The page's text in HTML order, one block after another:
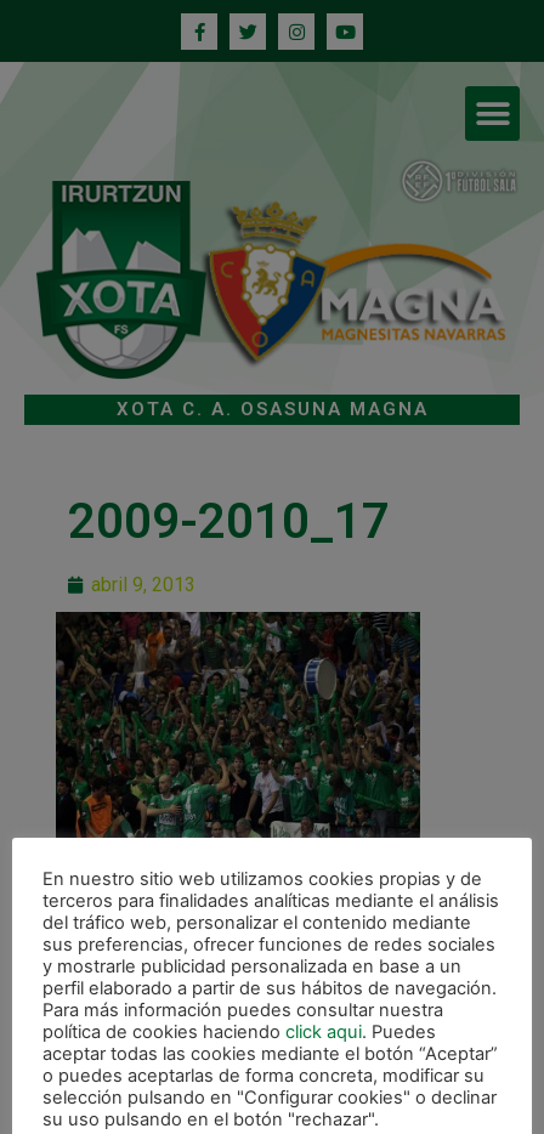
XOTA C. A. OSASUNA MAGNA
2009-2010_17
abril 9, 2013
ANTERIOR
CONTACTO
CALENDARIO DE LIGA
En nuestro sitio web utilizamos cookies propias y de
terceros para finalidades analíticas mediante el análisis
del tráfico web, personalizar el contenido mediante
sus preferencias, ofrecer funciones de redes sociales
y mostrarle publicidad personalizada en base a un
perfil elaborado a partir de sus hábitos de navegación.
Para más información puedes consultar nuestra
política de cookies haciendo click aqui. Puedes
aceptar todas las cookies mediante el botón “Aceptar”
o puedes aceptarlas de forma concreta, modificar su
selección pulsando en "Configurar cookies" o declinar
su uso pulsando en el botón "rechazar".